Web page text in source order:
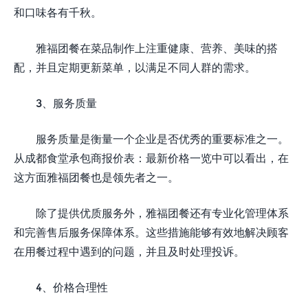
和口味各有千秋。
雅福团餐在菜品制作上注重健康、营养、美味的搭
配，并且定期更新菜单，以满足不同人群的需求。
3、服务质量
服务质量是衡量一个企业是否优秀的重要标准之一。
从成都食堂承包商报价表：最新价格一览中可以看出，在
这方面雅福团餐也是领先者之一。
除了提供优质服务外，雅福团餐还有专业化管理体系
和完善售后服务保障体系。这些措施能够有效地解决顾客
在用餐过程中遇到的问题，并且及时处理投诉。
4、价格合理性